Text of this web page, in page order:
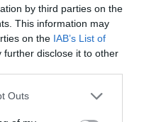
by third parties on the
This information may
on the IAB’s List of
further disclose it to other
Outs
Marele Bazar:
Istanbul ne pune